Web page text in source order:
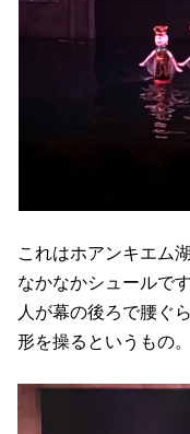
これはホアンキエム
なかなかシュールです
人が幕の後ろで腰ぐ
形を操るというもの。